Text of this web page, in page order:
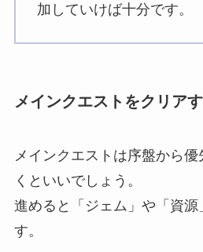
加していけば十分です。
メインクエストをクリア
メインクエストは序盤から
くといいでしょう。
進めると「ジェム」や「資源
す。